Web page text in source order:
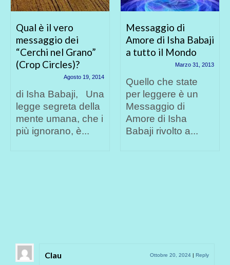
Messaggio di
Amore di Isha Babaji
a tutto il Mondo
Marzo 31, 2013
Quello che state
per leggere è un
Messaggio di
Amore di Isha
Babaji rivolto a...
LA SPADA NELLA
ROCCIA
Dicembre 3, 2014
Isha Babaji spiega
come fare ad uscire
dalle crisi
economiche
mondiali ed interiori,
da fallimenti,...
Clau Ottobre 20, 2024 | Reply